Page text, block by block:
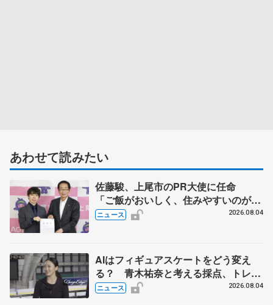
あわせて読みたい
佐藤駿、上尾市のPR大使に任命
「ご飯がおいしく、住みやすいのが魅
力」
ニュース 2026.08.04
AIはフィギュアスケートをどう変え
る？ 青木祐奈と考える採点、トレー
ニングの未来
ニュース 2026.08.04